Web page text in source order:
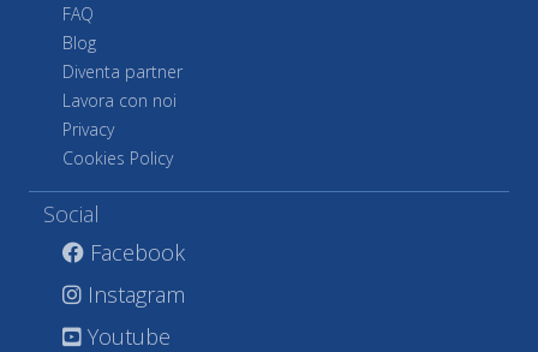
FAQ
Blog
Diventa partner
Lavora con noi
Privacy
Cookies Policy
Social
Facebook
Instagram
Youtube